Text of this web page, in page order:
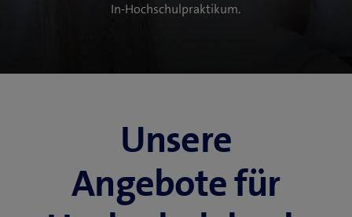
In-Hochschulpraktikum.
Unsere
Angebote für